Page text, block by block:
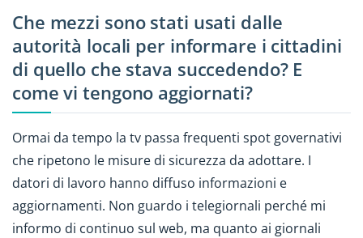
Che mezzi sono stati usati dalle
autorità locali per informare i cittadini
di quello che stava succedendo? E
come vi tengono aggiornati?
Ormai da tempo la tv passa frequenti spot governativi
che ripetono le misure di sicurezza da adottare. I
datori di lavoro hanno diffuso informazioni e
aggiornamenti. Non guardo i telegiornali perché mi
informo di continuo sul web, ma quanto ai giornali